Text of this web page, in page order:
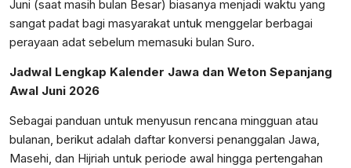
Juni (saat masih bulan Besar) biasanya menjadi waktu yang
sangat padat bagi masyarakat untuk menggelar berbagai
perayaan adat sebelum memasuki bulan Suro.
Jadwal Lengkap Kalender Jawa dan Weton Sepanjang
Awal Juni 2026
Sebagai panduan untuk menyusun rencana mingguan atau
bulanan, berikut adalah daftar konversi penanggalan Jawa,
Masehi, dan Hijriah untuk periode awal hingga pertengahan